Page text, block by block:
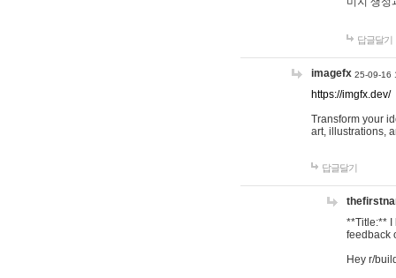
답글달기
imagefx 25-09-16
https://imgfx.dev/
Transform your
art, illustrations,
답글달기
**Title:** I
feedback
Hey r/